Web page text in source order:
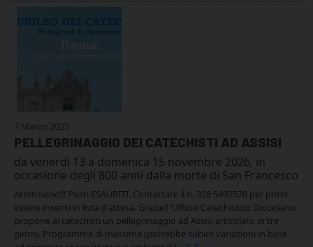
7 Marzo 2025
PELLEGRINAGGIO DEI CATECHISTI AD ASSISI
da venerdì 13 a domenica 15 novembre 2026, in
occasione degli 800 anni dalla morte di San Francesco
Attenzione!!! Posti ESAURITI. Contattare il n. 328 5492570 per poter
essere inseriti in lista d'attesa. Grazie!! ’Ufficio Catechistico Diocesano
propone ai catechisti un pellegrinaggio ad Assisi articolato in tre
giorni. Programma di massima (potrebbe subire variazioni in base